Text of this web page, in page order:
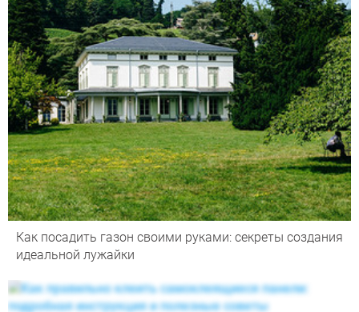
Как посадить газон своими руками: секреты создания
идеальной лужайки